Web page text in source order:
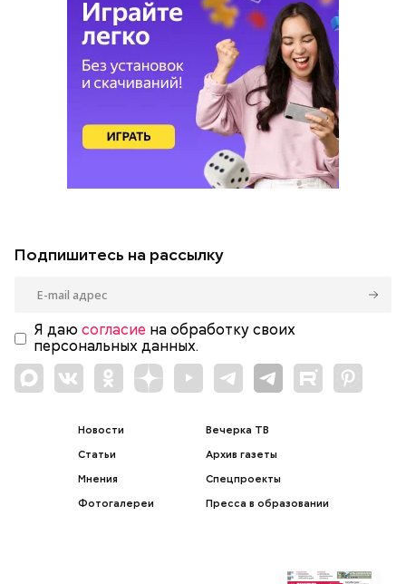
Подпишитесь на рассылку
Я даю согласие на обработку своих
персональных данных.
Новости
Статьи
Мнения
Фотогалереи
Вечерка ТВ
Архив газеты
Спецпроекты
Пресса в образовании